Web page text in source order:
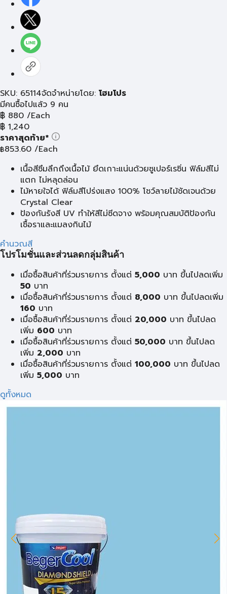
SKU: 65114จัดจำหน่ายโดย: โฮมโปร
มีคนซื้อไปแล้ว 9 คน
฿ 880 /Each
฿ 1,240
ราคาสุดท้าย*
฿853.60 /Each
เนื้อสีซึมลึกถึงเนื้อไม้ ยึดเกาะแน่นด้วยซูเปอร์เรซิ่น ฟิล์มสีไม่
แตก ไม่หลุดล่อน
ไม้หายใจได้ ฟิล์มสีโปร่งแสง 100% โชว์ลายไม้ชัดเจนด้วย
Crystal Clear
ป้องกันรังสี UV ทำให้สีไม่ซีดจาง พร้อมคุณสมบัติป้องกัน
เชื้อราและแมลงกินไม้
คำนวณสี
โปรโมชั่นและส่วนลดกลุ่มสินค้า
เมื่อซื้อสินค้าที่ร่วมรายการ ตั้งแต่ 5,000 บาท ขึ้นไปลดเพิ่ม
50 บาท
เมื่อซื้อสินค้าที่ร่วมรายการ ตั้งแต่ 8,000 บาท ขึ้นไปลดเพิ่ม
160 บาท
เมื่อซื้อสินค้าที่ร่วมรายการ ตั้งแต่ 20,000 บาท ขึ้นไปลด
เพิ่ม 600 บาท
เมื่อซื้อสินค้าที่ร่วมรายการ ตั้งแต่ 50,000 บาท ขึ้นไปลด
เพิ่ม 2,000 บาท
เมื่อซื้อสินค้าที่ร่วมรายการ ตั้งแต่ 100,000 บาท ขึ้นไปลด
เพิ่ม 5,000 บาท
ดูทั้งหมด